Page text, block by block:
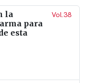
la
para
esta
Vol.38